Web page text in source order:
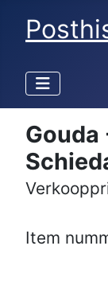
Gouda
Item